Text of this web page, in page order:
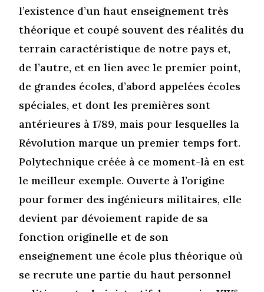
l’existence d’un haut enseignement très
théorique et coupé souvent des réalités du
terrain caractéristique de notre pays et,
de l’autre, et en lien avec le premier point,
de grandes écoles, d’abord appelées écoles
spéciales, et dont les premières sont
antérieures à 1789, mais pour lesquelles la
Révolution marque un premier temps fort.
Polytechnique créée à ce moment-là en est
le meilleur exemple. Ouverte à l’origine
pour former des ingénieurs militaires, elle
devient par dévoiement rapide de sa
fonction originelle et de son
enseignement une école plus théorique où
se recrute une partie du haut personnel